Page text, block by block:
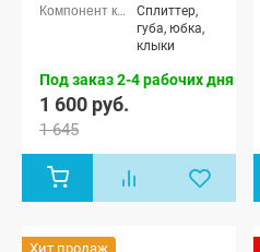
Сплиттер,
губа, юбка,
клыки
Под заказ 2-4 рабочих дня
1 600 руб.
1 645
Хит продаж